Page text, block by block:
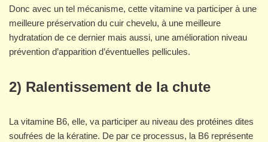
Donc avec un tel mécanisme, cette vitamine va participer à une
meilleure préservation du cuir chevelu, à une meilleure
hydratation de ce dernier mais aussi, une amélioration niveau
prévention d’apparition d’éventuelles pellicules.
2) Ralentissement de la chute
La vitamine B6, elle, va participer au niveau des protéines dites
soufrées de la kératine. De par ce processus, la B6 représente